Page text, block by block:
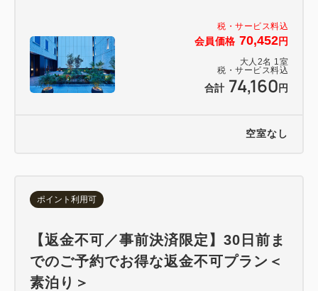
税・サービス料込
会員価格 70,452円
大人 2名 1 室
税・サービス料込
合計 74,160円
空室なし
ポイント利用可
【返金不可／事前決済限定】30日前ま
でのご予約でお得な返金不可プラン＜
素泊り＞